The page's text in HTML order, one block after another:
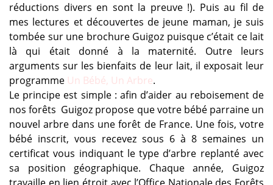
réductions divers en sont la preuve !). Puis au fil de
mes lectures et découvertes de jeune maman, je suis
tombée sur une brochure Guigoz puisque c’était ce lait
là qui était donné à la maternité. Outre leurs
arguments sur les bienfaits de leur lait, il exposait leur
programme Un Bébé, Un Arbre.
Le principe est simple : afin d’aider au reboisement de
nos forêts Guigoz propose que votre bébé parraine un
nouvel arbre dans une forêt de France. Une fois, votre
bébé inscrit, vous recevez sous 6 à 8 semaines un
certificat vous indiquant le type d’arbre replanté avec
sa position géographique. Chaque année, Guigoz